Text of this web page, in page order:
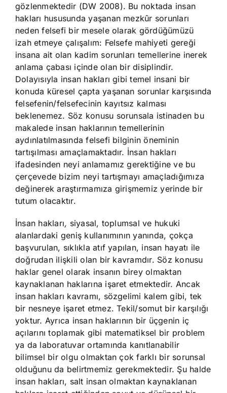
gözlenmektedir (DW 2008). Bu noktada insan
hakları hususunda yaşanan mezkûr sorunları
neden felsefi bir mesele olarak gördüğümüzü
izah etmeye çalışalım: Felsefe mahiyeti gereği
insana ait olan kadim sorunları temellerine inerek
anlama çabası içinde olan bir disiplindir.
Dolayısıyla insan hakları gibi temel insani bir
konuda küresel çapta yaşanan sorunlar karşısında
felsefenin/felsefecinin kayıtsız kalması
beklenemez. Söz konusu sorunsala istinaden bu
makalede insan haklarının temellerinin
aydınlatılmasında felsefi bilginin öneminin
tartışılması amaçlamaktadır. İnsan hakları
ifadesinden neyi anlamamız gerektiğine ve bu
çerçevede bizim neyi tartışmayı amaçladığımıza
değinerek araştırmamıza girişmemiz yerinde bir
tutum olacaktır.
İnsan hakları, siyasal, toplumsal ve hukuki
alanlardaki geniş kullanımının yanında, çokça
başvurulan, sıklıkla atıf yapılan, insan hayatı ile
doğrudan ilişkili olan bir kavramdır. Söz konusu
haklar genel olarak insanın birey olmaktan
kaynaklanan haklarına işaret etmektedir. Ancak
insan hakları kavramı, sözgelimi kalem gibi, tek
bir nesneye işaret etmez. Tekil/somut bir karşılığı
yoktur. Ayrıca insan haklarının bir üçgenin iç
açılarını toplamak gibi matematiksel bir problem
ya da laboratuvar ortamında kanıtlanabilir
bilimsel bir olgu olmaktan çok farklı bir sorunsal
olduğunu da belirtmemiz gerekmektedir. Şu halde
insan hakları, salt insan olmaktan kaynaklanan